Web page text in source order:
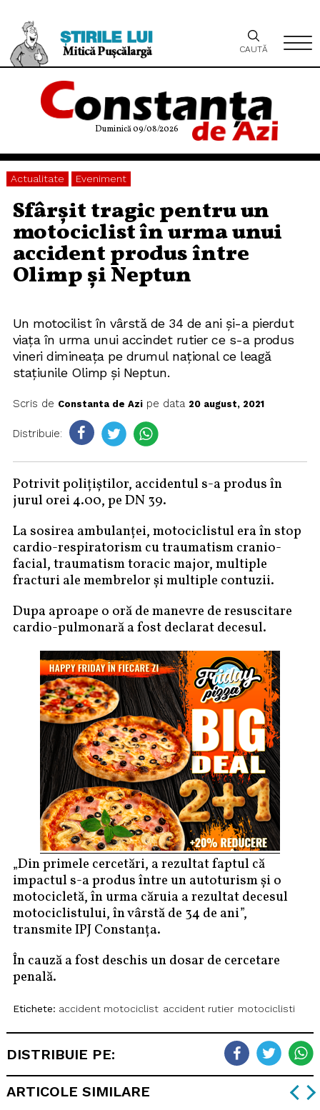
Duminică 09/08/2026
CAUTĂ
Actualitate Eveniment
Sfârșit tragic pentru un
motociclist în urma unui
accident produs între
Olimp și Neptun
Un motocilist în vârstă de 34 de ani și-a pierdut
viața în urma unui accindet rutier ce s-a produs
vineri dimineața pe drumul național ce leagă
stațiunile Olimp și Neptun.
Scris de Constanta de Azipe data 20 august, 2021
Distribuie:
Potrivit polițiștilor, accidentul s-a produs în
jurul orei 4.00, pe DN 39.
La sosirea ambulanței, motociclistul era în stop
cardio-respiratorism cu traumatism cranio-
facial, traumatism toracic major, multiple
fracturi ale membrelor și multiple contuzii.
Dupa aproape o oră de manevre de resuscitare
cardio-pulmonară a fost declarat decesul.
„Din primele cercetări, a rezultat faptul că
impactul s-a produs între un autoturism şi o
motocicletă, în urma căruia a rezultat decesul
motociclistului, în vârstă de 34 de ani”,
transmite IPJ Constanța.
În cauză a fost deschis un dosar de cercetare
penală.
Etichete: accident motociclist accident rutier motociclisti
DISTRIBUIE PE:
ARTICOLE SIMILARE